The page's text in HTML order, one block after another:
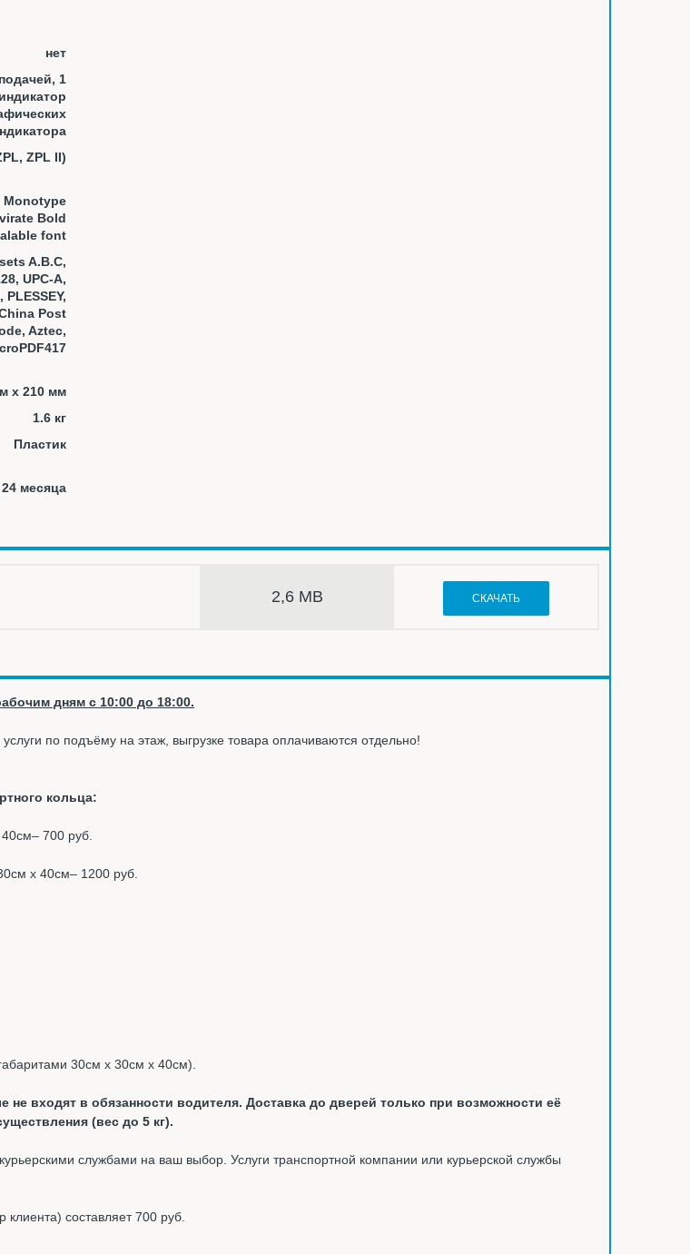
нет
1
ZPL II)
Bold
font
A.B.C,
UPC-A,
Post
Aztec,
x 210 мм
1.6 кг
Пластик
24 месяца
2,6 МВ СКАЧАТЬ
дням с 10:00 до 18:00.
по подъёму на этаж, выгрузке товара оплачиваются отдельно!
кольца:
700 руб.
х 40см– 1200 руб.
30см х 30см х 40см).
входят в обязанности водителя. Доставка до дверей только при возможности её
(вес до 5 кг).
службами на ваш выбор. Услуги транспортной компании или курьерской службы
составляет 700 руб.